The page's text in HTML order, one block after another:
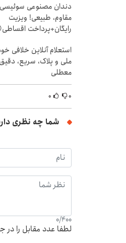
دندان مصنوعی
مقاوم، طبیعی! ویزیت
رایگان+پرداخت
استعلام آنلاین خلافی
ملی و پلاک، سریع،
معطلی
۰ ۰
شما چه نظری
0/400
لطفا عدد مقابل را در